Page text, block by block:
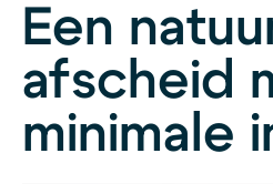
Een
afscheid
minimale